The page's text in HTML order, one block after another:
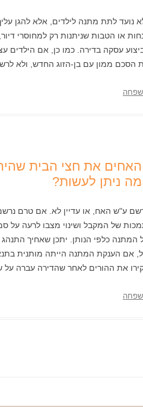
נועד לתת מתנה לילדים, אלא להגן
או הטבות שניתנות רק למחוסרי
עסקה בדירה. כמו כן, אם הילדים
הסכם ממון עם בן-הזוג החדש, ולא
האחים את חצי הבית
ניתן לעשות?
ע"ש האח, או עדיין לא. אם טרם
של המקבל ושינוי מצבו לרעה על
כלפי הנותן. יתכן שאחיך
אם הענקת המתנה הייתה מותנית
את ההורים לאחר שהדירה עברה